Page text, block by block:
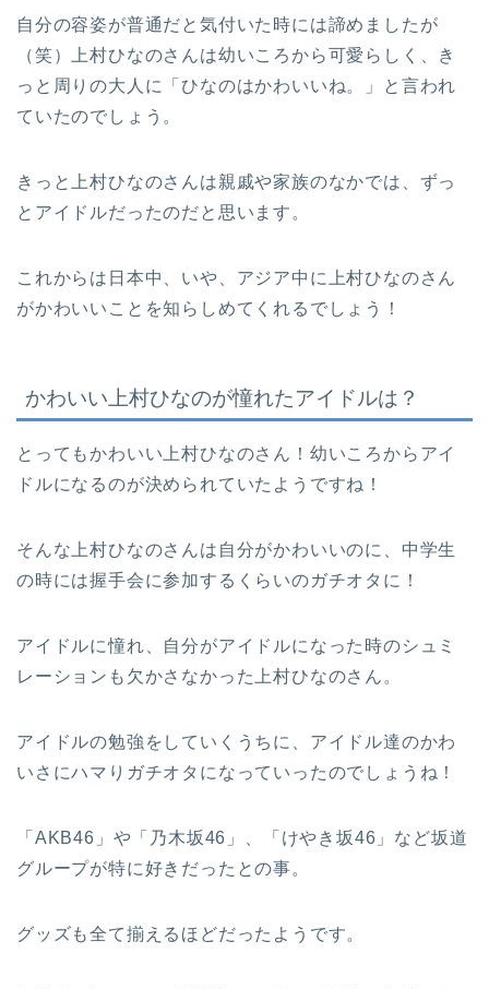
自分の容姿が普通だと気付いた時には諦めましたが
（笑）上村ひなのさんは幼いころから可愛らしく、き
っと周りの大人に「ひなのはかわいいね。」と言われ
ていたのでしょう。
きっと上村ひなのさんは親戚や家族のなかでは、ずっ
とアイドルだったのだと思います。
これからは日本中、いや、アジア中に上村ひなのさん
がかわいいことを知らしめてくれるでしょう！
かわいい上村ひなのが憧れたアイドルは？
とってもかわいい上村ひなのさん！幼いころからアイ
ドルになるのが決められていたようですね！
そんな上村ひなのさんは自分がかわいいのに、中学生
の時には握手会に参加するくらいのガチオタに！
アイドルに憧れ、自分がアイドルになった時のシュミ
レーションも欠かさなかった上村ひなのさん。
アイドルの勉強をしていくうちに、アイドル達のかわ
いさにハマりガチオタになっていったのでしょうね！
「AKB46」や「乃木坂46」、「けやき坂46」など坂道
グループが特に好きだったとの事。
グッズも全て揃えるほどだったようです。